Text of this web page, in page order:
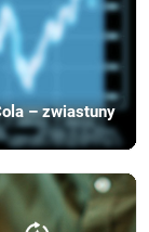
– zwiastuny